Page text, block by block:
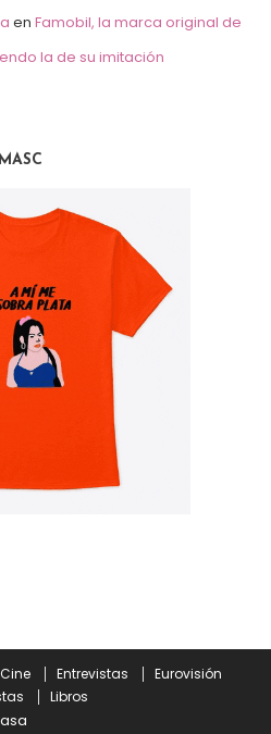
en Famobil, la marca original de
la de su imitación
Cine Entrevistas
Eurovisión
Libros